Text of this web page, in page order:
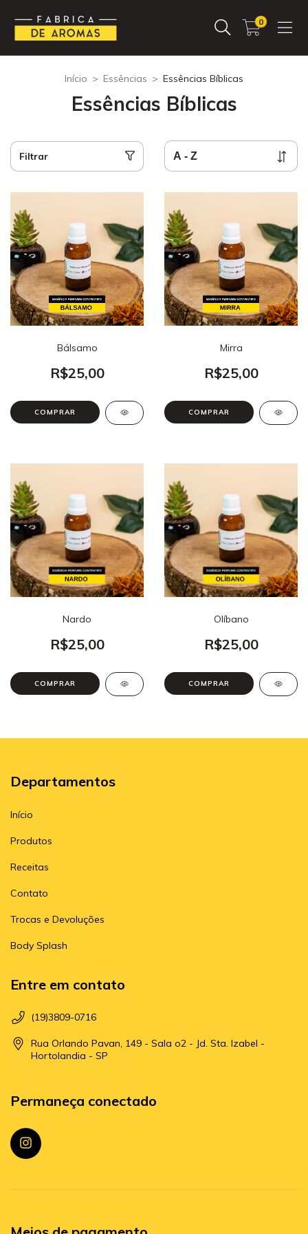
0
Início > Essências > Essências Bíblicas
Essências Bíblicas
Filtrar
Bálsamo
R$25,00
COMPRAR
Mirra
R$25,00
COMPRAR
Nardo
R$25,00
COMPRAR
Olíbano
R$25,00
COMPRAR
Departamentos
Início
Produtos
Receitas
Contato
Trocas e Devoluções
Body Splash
Entre em contato
(19)3809-0716
Rua Orlando Pavan, 149 - Sala o2 - Jd. Sta. Izabel -
Hortolandia - SP
Permaneça conectado